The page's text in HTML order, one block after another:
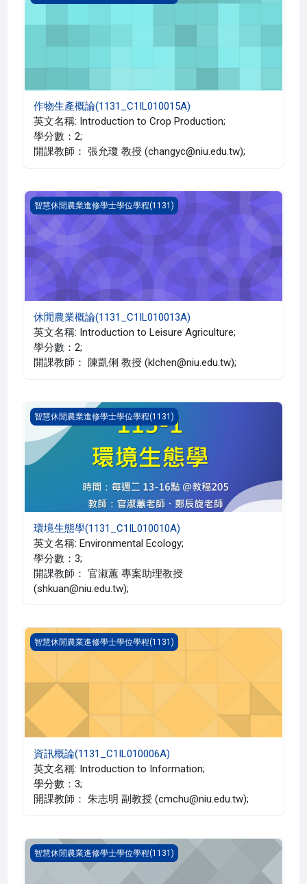
作物生產概論(1131_C1IL010015A)
英文名稱: Introduction to Crop Production;
學分數：2;
開課教師： 張允瓊 教授 (changyc@niu.edu.tw);
休閒農業概論(1131_C1IL010013A)
智慧休閒農業進修學士學位學程(1131)
休閒農業概論(1131_C1IL010013A)
英文名稱: Introduction to Leisure Agriculture;
學分數：2;
開課教師： 陳凱俐 教授 (klchen@niu.edu.tw);
環境生態學(1131_C1IL010010A)
智慧休閒農業進修學士學位學程(1131)
環境生態學(1131_C1IL010010A)
英文名稱: Environmental Ecology;
學分數：3;
開課教師： 官淑蕙 專案助理教授
(shkuan@niu.edu.tw);
資訊概論(1131_C1IL010006A)
智慧休閒農業進修學士學位學程(1131)
資訊概論(1131_C1IL010006A)
英文名稱: Introduction to Information;
學分數：3;
開課教師： 朱志明 副教授 (cmchu@niu.edu.tw);
管理學(1131_C1IL010005A)
智慧休閒農業進修學士學位學程(1131)